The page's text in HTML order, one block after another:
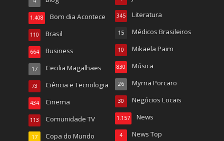
Bom dia Acontece
1.408
Brasil
110
Business
664
Cecilia Magalhães
17
Ciência e Tecnologia
73
Cinema
434
Comunidade TV
113
Copa do Mundo
17
Literatura
345
Médicos Brasileiros
15
Mikaela Paim
10
Música
830
Myrna Porcaro
26
Negócios Locais
30
News
1.157
News Top
4